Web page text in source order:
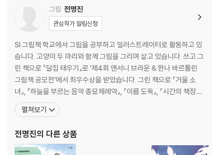
그림 전명진
관심작가 알림신청
SI 그림책 학교에서 그림을 공부하고 일러스트레이터로 활동하고 있
습니다. 고양이 두 마리와 함께 그림을 그리며 살고 있습니다. 쓰고 그
린 책으로 『달집 태우기』로 ‘제4회 앤서니 브라운 & 한나 바르톨린
그림책 공모전’에서 최우수상을 받았습니다. 그린 책으로 『거울 소
녀』, 『하늘을 부르는 음악 종묘제례악』, 『이름 도둑』, 『시간의 책장』,
『비빔밥 꽃 피었다』, 『우리 동네에 혹등고래가 산다』,『8021 괴담클
럽』, 『기억해 줘』, 『인어 소녀』, 『마지막 은빛여우』, 『그날의 기억』,
사 속 꽃 이야기』
펼쳐보기
전명진의 다른 상품